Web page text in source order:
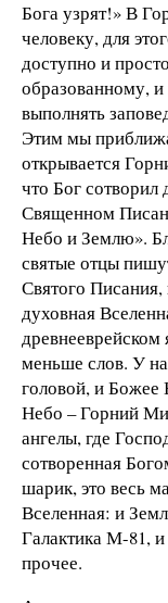
Бога узрят!» В
человеку, для
доступно и
образованному,
выполнять
Этим мы
открывается
что Бог сотворил
Священном
Небо и Землю».
святые отцы
Святого
духовная
древнееврейском
меньше слов. У
головой, и Божее
Небо – Горний
ангелы, где
сотворенная
шарик, это весь
Вселенная: и
Галактика М-81,
прочее.